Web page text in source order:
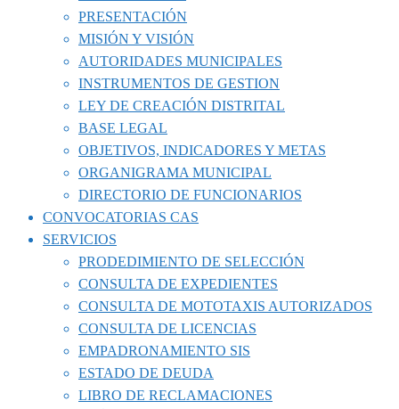
PRESENTACIÓN
MISIÓN Y VISIÓN
AUTORIDADES MUNICIPALES
INSTRUMENTOS DE GESTION
LEY DE CREACIÓN DISTRITAL
BASE LEGAL
OBJETIVOS, INDICADORES Y METAS
ORGANIGRAMA MUNICIPAL
DIRECTORIO DE FUNCIONARIOS
CONVOCATORIAS CAS
SERVICIOS
PRODEDIMIENTO DE SELECCIÓN
CONSULTA DE EXPEDIENTES
CONSULTA DE MOTOTAXIS AUTORIZADOS
CONSULTA DE LICENCIAS
EMPADRONAMIENTO SIS
ESTADO DE DEUDA
LIBRO DE RECLAMACIONES